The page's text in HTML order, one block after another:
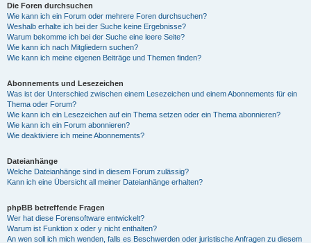
Die Foren durchsuchen
Wie kann ich ein Forum oder mehrere Foren durchsuchen?
Weshalb erhalte ich bei der Suche keine Ergebnisse?
Warum bekomme ich bei der Suche eine leere Seite?
Wie kann ich nach Mitgliedern suchen?
Wie kann ich meine eigenen Beiträge und Themen finden?
Abonnements und Lesezeichen
Was ist der Unterschied zwischen einem Lesezeichen und einem Abonnements für ein
Thema oder Forum?
Wie kann ich ein Lesezeichen auf ein Thema setzen oder ein Thema abonnieren?
Wie kann ich ein Forum abonnieren?
Wie deaktiviere ich meine Abonnements?
Dateianhänge
Welche Dateianhänge sind in diesem Forum zulässig?
Kann ich eine Übersicht all meiner Dateianhänge erhalten?
phpBB betreffende Fragen
Wer hat diese Forensoftware entwickelt?
Warum ist Funktion x oder y nicht enthalten?
An wen soll ich mich wenden, falls es Beschwerden oder juristische Anfragen zu diesem